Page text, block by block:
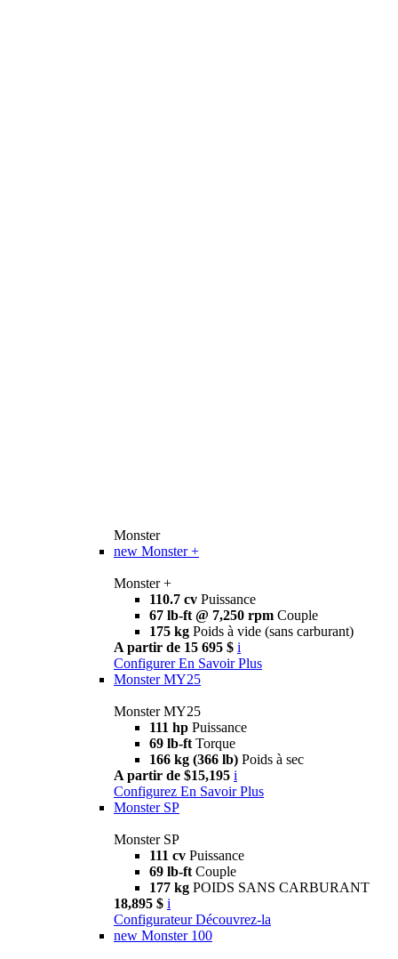
Monster
new Monster +
Monster +
110.7 cv Puissance
67 lb-ft @ 7,250 rpm Couple
175 kg Poids à vide (sans carburant)
A partir de 15 695 $ i
Configurer En Savoir Plus
Monster MY25
Monster MY25
111 hp Puissance
69 lb-ft Torque
166 kg (366 lb) Poids à sec
A partir de $15,195 i
Configurez En Savoir Plus
Monster SP
Monster SP
111 cv Puissance
69 lb-ft Couple
177 kg POIDS SANS CARBURANT
18,895 $ i
Configurateur Découvrez-la
new Monster 100